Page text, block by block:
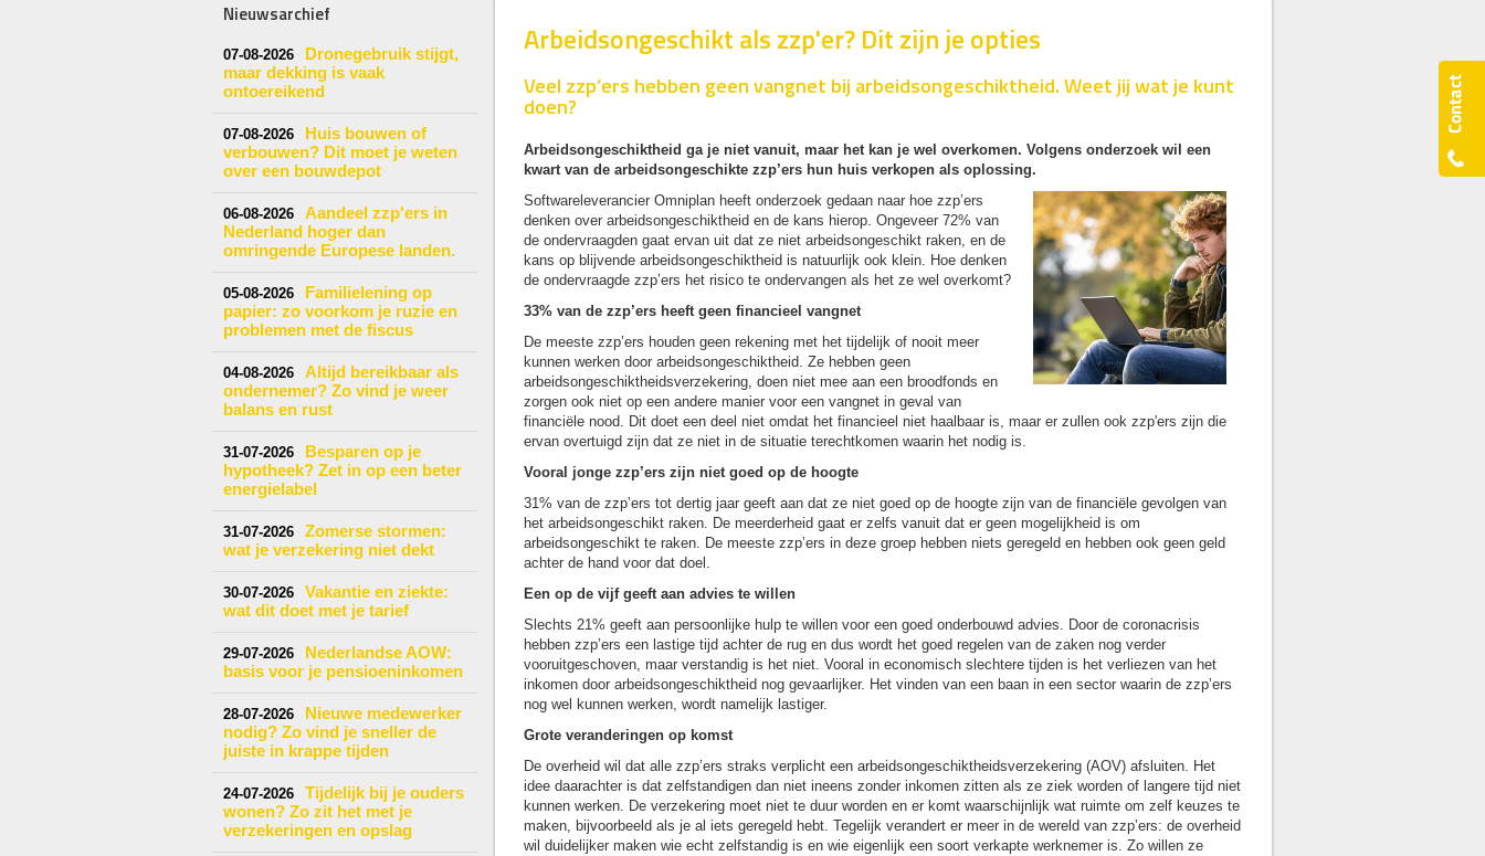
Nieuwsarchief
07-08-2026
Dronegebruik stijgt,
maar dekking is vaak
ontoereikend
07-08-2026
Huis bouwen of
verbouwen? Dit moet je weten
over een bouwdepot
06-08-2026
Aandeel zzp'ers in
Nederland hoger dan
omringende Europese landen.
05-08-2026
Familielening op
papier: zo voorkom je ruzie en
problemen met de fiscus
04-08-2026
Altijd bereikbaar als
ondernemer? Zo vind je weer
balans en rust
31-07-2026
Besparen op je
hypotheek? Zet in op een beter
energielabel
31-07-2026
Zomerse stormen:
wat je verzekering niet dekt
30-07-2026
Vakantie en ziekte:
wat dit doet met je tarief
29-07-2026
Nederlandse AOW:
basis voor je pensioeninkomen
28-07-2026
Nieuwe medewerker
nodig? Zo vind je sneller de
juiste in krappe tijden
24-07-2026
Tijdelijk bij je ouders
wonen? Zo zit het met je
verzekeringen en opslag
Arbeidsongeschikt als zzp'er? Dit zijn je opties
Veel zzp’ers hebben geen vangnet bij arbeidsongeschiktheid. Weet jij wat je kunt
doen?
Arbeidsongeschiktheid ga je niet vanuit, maar het kan je wel overkomen. Volgens onderzoek wil een
kwart van de arbeidsongeschikte zzp’ers hun huis verkopen als oplossing.
Softwareleverancier Omniplan heeft onderzoek gedaan naar hoe zzp’ers
denken over arbeidsongeschiktheid en de kans hierop. Ongeveer 72% van
de ondervraagden gaat ervan uit dat ze niet arbeidsongeschikt raken, en de
kans op blijvende arbeidsongeschiktheid is natuurlijk ook klein. Hoe denken
de ondervraagde zzp’ers het risico te ondervangen als het ze wel overkomt?
33% van de zzp’ers heeft geen financieel vangnet
De meeste zzp’ers houden geen rekening met het tijdelijk of nooit meer
kunnen werken door arbeidsongeschiktheid. Ze hebben geen
arbeidsongeschiktheidsverzekering, doen niet mee aan een broodfonds en
zorgen ook niet op een andere manier voor een vangnet in geval van
financiële nood. Dit doet een deel niet omdat het financieel niet haalbaar is, maar er zullen ook zzp'ers zijn die
ervan overtuigd zijn dat ze niet in de situatie terechtkomen waarin het nodig is.
Vooral jonge zzp’ers zijn niet goed op de hoogte
31% van de zzp’ers tot dertig jaar geeft aan dat ze niet goed op de hoogte zijn van de financiële gevolgen van
het arbeidsongeschikt raken. De meerderheid gaat er zelfs vanuit dat er geen mogelijkheid is om
arbeidsongeschikt te raken. De meeste zzp’ers in deze groep hebben niets geregeld en hebben ook geen geld
achter de hand voor dat doel.
Een op de vijf geeft aan advies te willen
Slechts 21% geeft aan persoonlijke hulp te willen voor een goed onderbouwd advies. Door de coronacrisis
hebben zzp’ers een lastige tijd achter de rug en dus wordt het goed regelen van de zaken nog verder
vooruitgeschoven, maar verstandig is het niet. Vooral in economisch slechtere tijden is het verliezen van het
inkomen door arbeidsongeschiktheid nog gevaarlijker. Het vinden van een baan in een sector waarin de zzp’ers
nog wel kunnen werken, wordt namelijk lastiger.
Grote veranderingen op komst
De overheid wil dat alle zzp’ers straks verplicht een arbeidsongeschiktheidsverzekering (AOV) afsluiten. Het
idee daarachter is dat zelfstandigen dan niet ineens zonder inkomen zitten als ze ziek worden of langere tijd niet
kunnen werken. De verzekering moet niet te duur worden en er komt waarschijnlijk wat ruimte om zelf keuzes te
maken, bijvoorbeeld als je al iets geregeld hebt. Tegelijk verandert er meer in de wereld van zzp’ers: de overheid
wil duidelijker maken wie echt zelfstandig is en wie eigenlijk een soort verkapte werknemer is. Zo willen ze